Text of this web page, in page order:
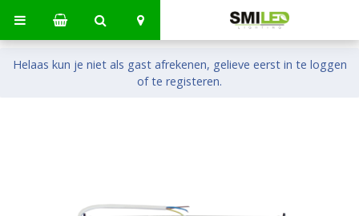
Helaas kun je niet als gast afrekenen, gelieve eerst in te loggen
of te registeren.